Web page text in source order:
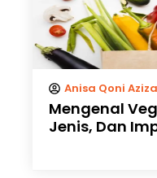
Anisa Qoni
Mengenal
Jenis, Dan